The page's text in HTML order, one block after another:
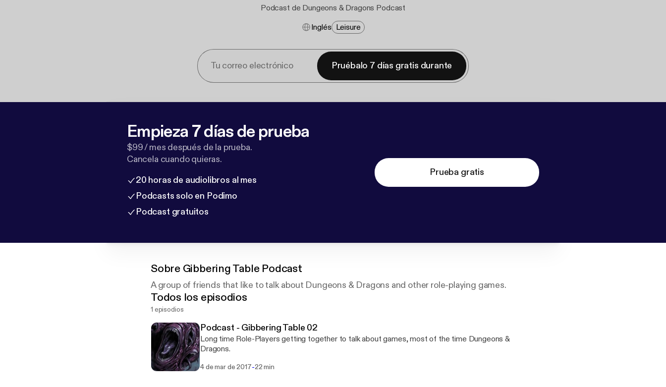
Podcast de Dungeons & Dragons Podcast
Inglés Leisure
Pruébalo 7 días gratis durante
Empieza 7 días de prueba
$99 / mes después de la prueba.
Cancela cuando quieras.
20 horas de audiolibros al mes
Podcasts solo en Podimo
Podcast gratuitos
Prueba gratis
Sobre Gibbering Table Podcast
A group of friends that like to talk about Dungeons & Dragons and other role-playing games.
Todos los episodios
1 episodios
Podcast - Gibbering Table 02
Long time Role-Players getting together to talk about games, most of the time Dungeons &
Dragons.
4 de mar de 2017-22 min